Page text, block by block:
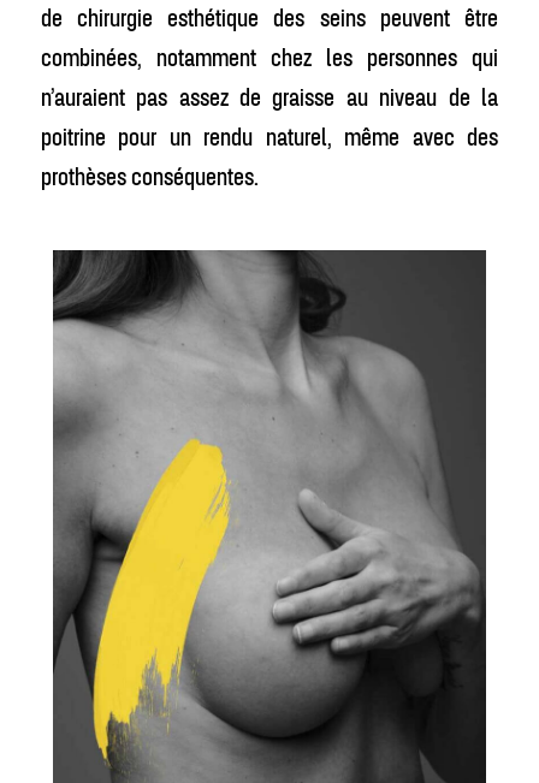
de chirurgie esthétique des seins peuvent être
combinées, notamment chez les personnes qui
n’auraient pas assez de graisse au niveau de la
poitrine pour un rendu naturel, même avec des
prothèses conséquentes.